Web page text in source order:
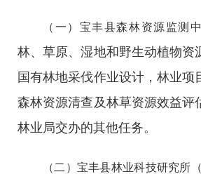
（一）宝丰县森林资源监测
林、草原、湿地和野生动植物资
国有林地采伐作业设计，林业项
森林资源清查及林草资源效益评
林业局交办的其他任务。
（二）宝丰县林业科技研究所